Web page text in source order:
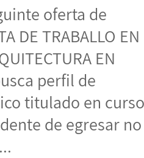
oferta de
DE TRABALLO EN
EN
perfil de
titulado en
de egresar no